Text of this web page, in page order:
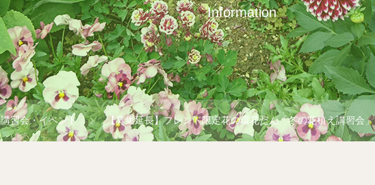
Information
講習会・イベント 【募集延長】フレンド限定花の環花だん「冬の花植え講習会」